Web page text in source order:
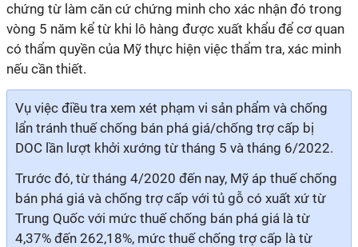
chứng từ làm căn cứ chứng minh cho xác nhận đó trong
vòng 5 năm kể từ khi lô hàng được xuất khẩu để cơ quan
có thẩm quyền của Mỹ thực hiện việc thẩm tra, xác minh
nếu cần thiết.
Vụ việc điều tra xem xét phạm vi sản phẩm và chống
lẩn tránh thuế chống bán phá giá/chống trợ cấp bị
DOC lần lượt khởi xướng từ tháng 5 và tháng 6/2022.
Trước đó, từ tháng 4/2020 đến nay, Mỹ áp thuế chống
bán phá giá và chống trợ cấp với tủ gỗ có xuất xứ từ
Trung Quốc với mức thuế chống bán phá giá là từ
4,37% đến 262,18%, mức thuế chống trợ cấp là từ